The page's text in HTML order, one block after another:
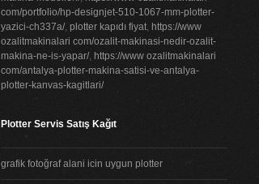
com/portfolio/hp-designjet-510-1067-mm-plotter-
yazici-ch337a/, plotter kapıdı fiyat, https://www
ozalitmakinalari com/ozalit-makinasi-nedir-ozalit-
makina-ne-is-yapar/, https://www ozalitmakinalari
com/antalya-plotter-makina-satisi-ve-antalya-
plotter-kanvas-kagitlari/
Plotter Servis Satış Kağıt
grafik fotoğraf alani icin uygun plotter